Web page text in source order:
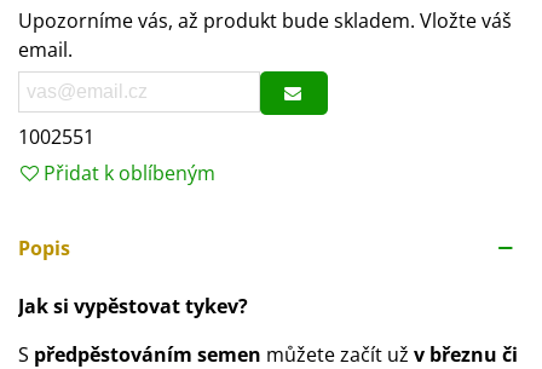
Upozorníme vás, až produkt bude skladem. Vložte váš
email.
1002551
Přidat k oblíbeným
Popis
Jak si vypěstovat tykev?
S předpěstováním semen můžete začít už v březnu či